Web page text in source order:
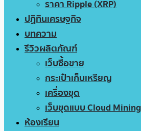
ราคา Ripple (XRP)
ปฏิทินเศรษฐกิจ
บทความ
รีวิวผลิตภัณฑ์
เว็บซื้อขาย
กระเป๋าเก็บเหรียญ
เครื่องขุด
เว็บขุดแบบ Cloud Mining
ห้องเรียน